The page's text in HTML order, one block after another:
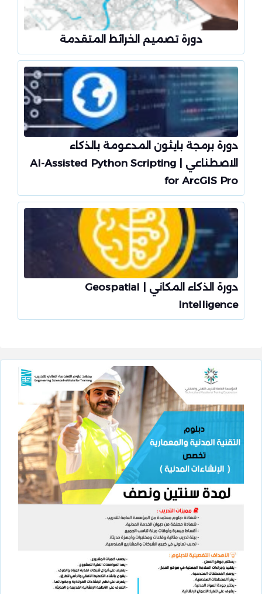
دورة تصميم الخرائط المتقدمة
دورة برمجة بايثون المدعومة بالذكاء
الاصطناعي | AI-Assisted Python Scripting
for ArcGIS Pro
دورة الذكاء المكاني | Geospatial
Intelligence